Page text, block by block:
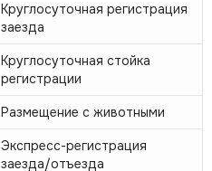
Круглосуточная регистрация
заезда
Круглосуточная стойка
регистрации
Размещение с животными
Экспресс-регистрация
заезда/отъезда